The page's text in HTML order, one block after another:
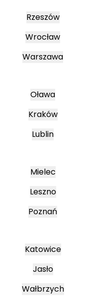
Rzeszów
Wrocław
Warszawa
Oława
Kraków
Lublin
Mielec
Leszno
Poznań
Katowice
Jasło
Wałbrzych